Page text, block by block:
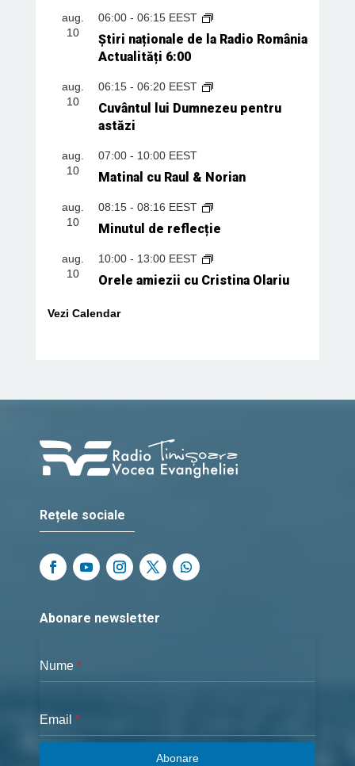
aug.
10
06:00- 06:15 EEST
Știri naționale de la Radio România
Actualități 6:00
aug.
10
06:15- 06:20 EEST
Cuvântul lui Dumnezeu pentru
astăzi
aug.
10
07:00- 10:00 EEST
Matinal cu Raul & Norian
aug.
10
08:15- 08:16 EEST
Minutul de reflecție
aug.
10
10:00- 13:00 EEST
Orele amiezii cu Cristina Olariu
Vezi Calendar
Rețele sociale
Abonare newsletter
Nume *
Email *
Abonare